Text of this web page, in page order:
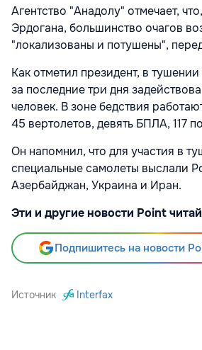
Агентство "Анадолу" отмечает,
Эрдогана, большинство очагов
"локализованы и потушены",
Как отметил президент, в
за последние три дня
человек. В зоне бедствия
45 вертолетов, девять БПЛА, 117
Он напомнил, что для участия в
специальные самолеты выслали
Азербайджан, Украина и Иран.
Эти и другие новости Point
Подпишитесь на новости
Источник Interfax